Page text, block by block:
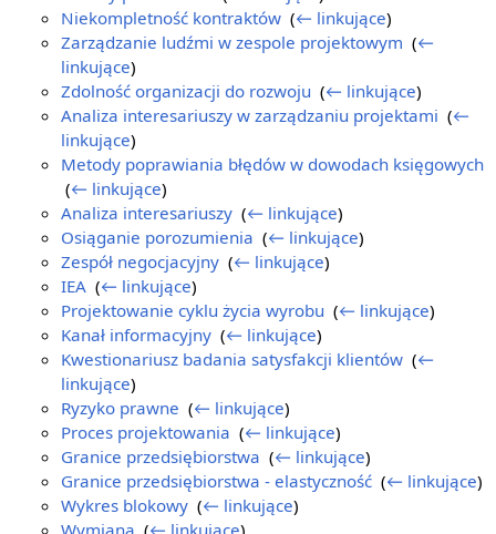
Niekompletność kontraktów ‎(← linkujące)
Zarządzanie ludźmi w zespole projektowym ‎(←
linkujące)
Zdolność organizacji do rozwoju ‎(← linkujące)
Analiza interesariuszy w zarządzaniu projektami ‎(←
linkujące)
Metody poprawiania błędów w dowodach księgowych
‎(← linkujące)
Analiza interesariuszy ‎(← linkujące)
Osiąganie porozumienia ‎(← linkujące)
Zespół negocjacyjny ‎(← linkujące)
IEA ‎(← linkujące)
Projektowanie cyklu życia wyrobu ‎(← linkujące)
Kanał informacyjny ‎(← linkujące)
Kwestionariusz badania satysfakcji klientów ‎(←
linkujące)
Ryzyko prawne ‎(← linkujące)
Proces projektowania ‎(← linkujące)
Granice przedsiębiorstwa ‎(← linkujące)
Granice przedsiębiorstwa - elastyczność ‎(← linkujące)
Wykres blokowy ‎(← linkujące)
Wymiana ‎(← linkujące)